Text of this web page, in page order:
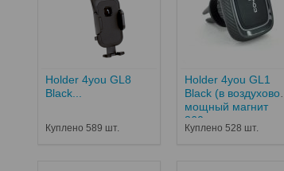
Holder 4you GL8
Black...
Куплено 589 шт.
Holder 4you GL1
Black (в воздуховод,
мощный магнит
360...
Куплено 528 шт.